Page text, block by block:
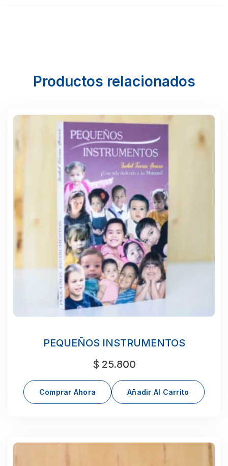
Productos relacionados
PEQUEÑOS INSTRUMENTOS
$ 25.800
Comprar Ahora Añadir Al Carrito